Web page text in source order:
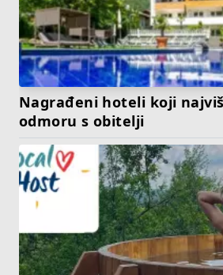
Nagrađeni hoteli koji
odmoru s obitelji